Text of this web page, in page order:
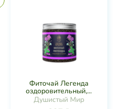
Фиточай Легенда
оздоровительный,...
Душистый Мир